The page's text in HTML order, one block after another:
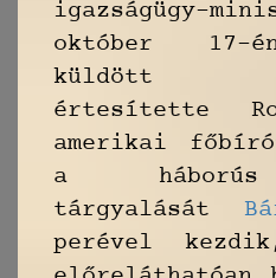
igazságügy-
október 17-
küldött
értesítette
amerikai
a háborús
tárgyalását
perével